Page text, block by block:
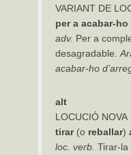
VARIANT DE
per a acabar-ho
adv. Per a
desagradable.
acabar-ho
alt
LOCUCIÓ NOVA
tirar (o reballar)
loc. verb. Tirar-la